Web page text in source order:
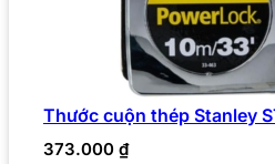
Thước cuộn thép Stanley
373.000 ₫